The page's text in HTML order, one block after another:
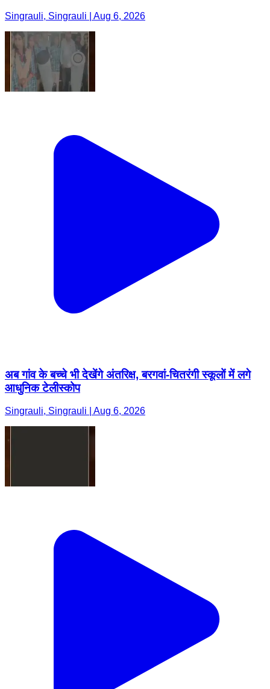
Singrauli, Singrauli | Aug 6, 2026
अब गांव के बच्चे भी देखेंगे अंतरिक्ष, बरगवां-चितरंगी स्कूलों में लगे
आधुनिक टेलीस्कोप
Singrauli, Singrauli | Aug 6, 2026